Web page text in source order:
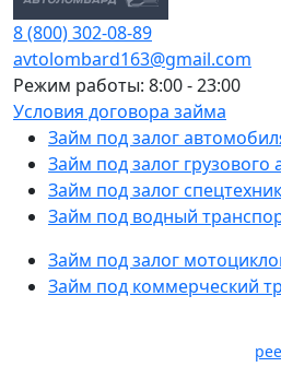
8 (800) 302-08-89
avtolombard163@gmail.com
Режим работы: 8:00 - 23:00
Условия договора займа
Займ под залог
Займ под залог грузового
Займ под залог
Займ под водный
Займ под залог
Займ под коммерческий